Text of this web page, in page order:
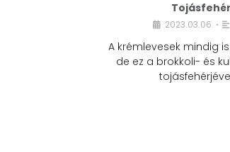
2023.03.06. •
A krémlevesek mindig
de ez a brokkoli- és